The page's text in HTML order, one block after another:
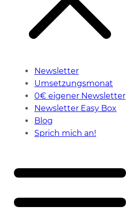
Newsletter
Umsetzungsmonat
0€ eigener Newsletter
Newsletter Easy Box
Blog
Sprich mich an!